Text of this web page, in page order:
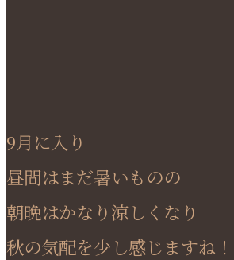
9月に入り
昼間はまだ暑いものの
朝晩はかなり涼しくなり
秋の気配を少し感じますね！